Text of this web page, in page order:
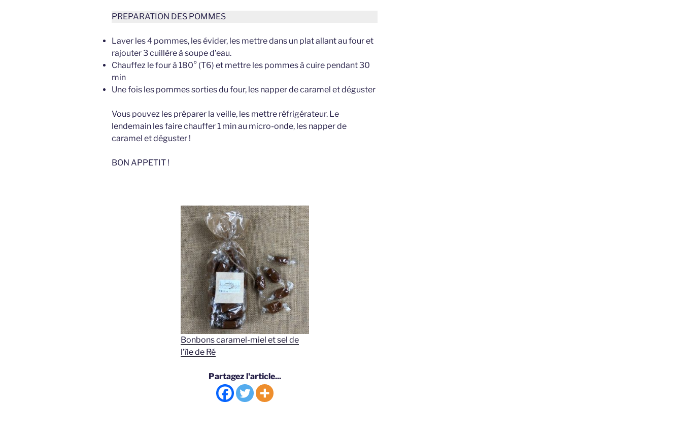
PREPARATION DES POMMES
Laver les 4 pommes, les évider, les mettre dans un plat allant au four et
rajouter 3 cuillère à soupe d’eau.
Chauffez le four à 180° (T6) et mettre les pommes à cuire pendant 30
min
Une fois les pommes sorties du four, les napper de caramel et déguster
Vous pouvez les préparer la veille, les mettre réfrigérateur. Le
lendemain les faire chauffer 1 min au micro-onde, les napper de
caramel et déguster !
BON APPETIT !
Bonbons caramel-miel et sel de
l’île de Ré
Partagez l'article...